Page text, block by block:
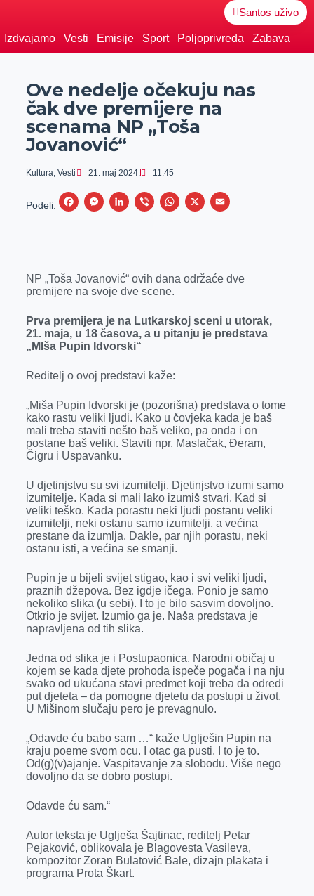
Santos uživo
Izdvajamo Vesti Emisije Sport Poljoprivreda Zabava
Ove nedelje očekuju nas
čak dve premijere na
scenama NP „Toša
Jovanović“
Kultura, Vesti 21. maj 2024. 11:45
Podeli:
F
b
o
k
M
e
n
g
e
L
e
I
n
V
r
W
s
p
p
X
E
l
NP „Toša Jovanović“ ovih dana održaće dve
premijere na svoje dve scene.
Prva premijera je na Lutkarskoj sceni u utorak,
21. maja, u 18 časova, a u pitanju je predstava
„MIša Pupin Idvorski“
Reditelj o ovoj predstavi kaže:
„Miša Pupin Idvorski je (pozorišna) predstava o tome
kako rastu veliki ljudi. Kako u čovjeka kada je baš
mali treba staviti nešto baš veliko, pa onda i on
postane baš veliki. Staviti npr. Maslačak, Đeram,
Čigru i Uspavanku.
U djetinjstvu su svi izumitelji. Djetinjstvo izumi samo
izumitelje. Kada si mali lako izumiš stvari. Kad si
veliki teško. Kada porastu neki ljudi postanu veliki
izumitelji, neki ostanu samo izumitelji, a većina
prestane da izumlja. Dakle, par njih porastu, neki
ostanu isti, a većina se smanji.
Pupin je u bijeli svijet stigao, kao i svi veliki ljudi,
praznih džepova. Bez igdje ičega. Ponio je samo
nekoliko slika (u sebi). I to je bilo sasvim dovoljno.
Otkrio je svijet. Izumio ga je. Naša predstava je
napravljena od tih slika.
Jedna od slika je i Postupaonica. Narodni običaj u
kojem se kada djete prohoda ispeče pogača i na nju
svako od ukućana stavi predmet koji treba da odredi
put djeteta – da pomogne djetetu da postupi u život.
U Mišinom slučaju pero je prevagnulo.
„Odavde ću babo sam …“ kaže Uglješin Pupin na
kraju poeme svom ocu. I otac ga pusti. I to je to.
Od(g)(v)ajanje. Vaspitavanje za slobodu. Više nego
dovoljno da se dobro postupi.
Odavde ću sam.“
Autor teksta je Uglješa Šajtinac, reditelj Petar
Pejaković, oblikovala je Blagovesta Vasileva,
kompozitor Zoran Bulatović Bale, dizajn plakata i
programa Prota Škart.